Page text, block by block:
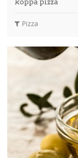
koppa pizza
Pizza